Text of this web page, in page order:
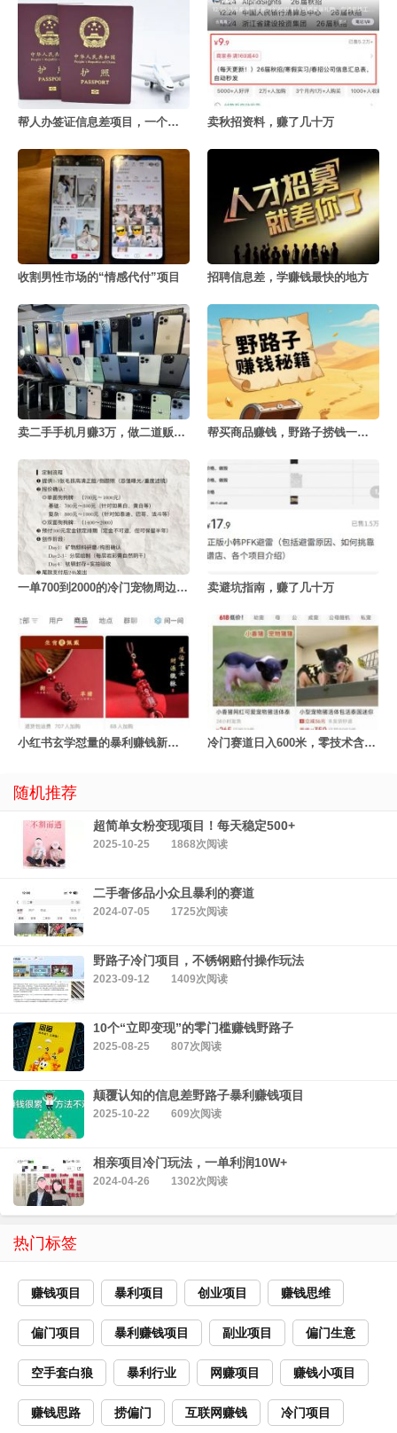
帮人办签证信息差项目，一个月赚几十万 卖秋招资料，赚了几十万
收割男性市场的“情感代付”项目 招聘信息差，学赚钱最快的地方
卖二手手机月赚3万，做二道贩子的利赚钱密决 帮买商品赚钱，野路子捞钱一天赚3000+
一单700到2000的冷门宠物周边定制项目 卖避坑指南，赚了几十万
小红书玄学怼量的暴利赚钱新玩法 冷门赛道日入600米，零技术含量！
随机推荐
超简单女粉变现项目！每天稳定500+
2025-10-25 1868次阅读
二手奢侈品小众且暴利的赛道
2024-07-05 1725次阅读
野路子冷门项目，不锈钢赔付操作玩法
2023-09-12 1409次阅读
10个“立即变现”的零门槛赚钱野路子
2025-08-25 807次阅读
颠覆认知的信息差野路子暴利赚钱项目
2025-10-22 609次阅读
相亲项目冷门玩法，一单利润10W+
2024-04-26 1302次阅读
热门标签
赚钱项目 暴利项目 创业项目 赚钱思维
偏门项目 暴利赚钱项目 副业项目 偏门生意
空手套白狼 暴利行业 网赚项目 赚钱小项目
赚钱思路 捞偏门 互联网赚钱 冷门项目